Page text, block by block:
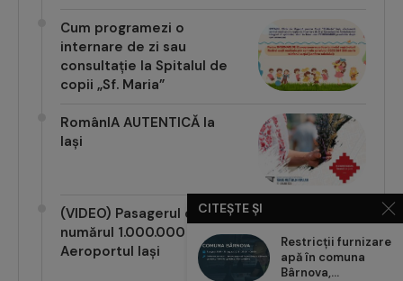
Cum programezi o
internare de zi sau
consultație la Spitalul de
copii „Sf. Maria”
RomânIA AUTENTICĂ la
Iași
(VIDEO) Pasagerul cu
numărul 1.000.000 pe
Aeroportul Iași
CITEȘTE ȘI
Restricții furnizare
apă în comuna
Bârnova,...